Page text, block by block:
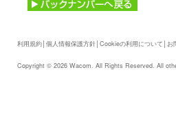
利用規約│ 個人情報保護方針│ Cookieの利用について │ お
Copyright © 2026 Wacom. All Rights Reserved. All